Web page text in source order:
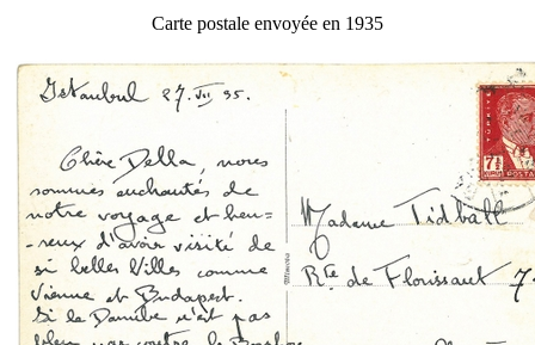
Carte postale envoyée en 1935